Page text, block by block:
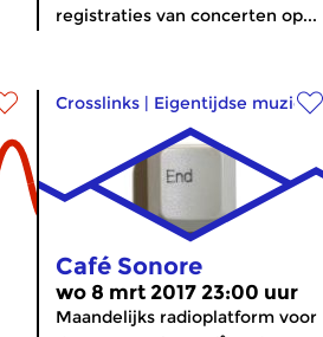
registraties van concerten op...
Crosslinks | Eigentijdse muziek
Café Sonore
wo 8 mrt 2017 23:00 uur
Maandelijks radioplatform voor